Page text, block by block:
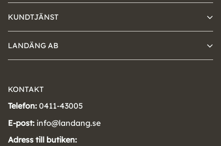
KUNDTJÄNST
LANDÄNG AB
KONTAKT
Telefon: 0411-43005
E-post: info@landang.se
Adress till butiken: